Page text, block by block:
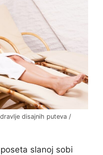
disajnih puteva /
slanoj sobi